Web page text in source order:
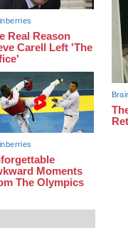
громади
погодження
заборонила
заходи
готується
серед